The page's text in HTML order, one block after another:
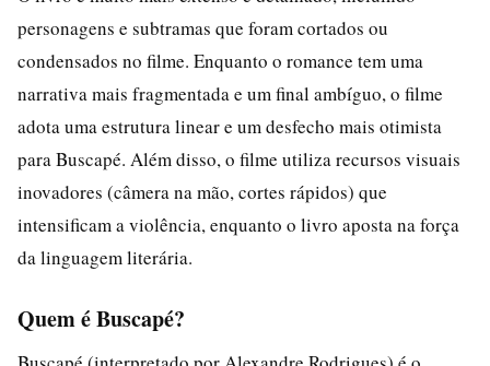
personagens e subtramas que foram cortados ou
condensados no filme. Enquanto o romance tem uma
narrativa mais fragmentada e um final ambíguo, o filme
adota uma estrutura linear e um desfecho mais otimista
para Buscapé. Além disso, o filme utiliza recursos visuais
inovadores (câmera na mão, cortes rápidos) que
intensificam a violência, enquanto o livro aposta na força
da linguagem literária.
Quem é Buscapé?